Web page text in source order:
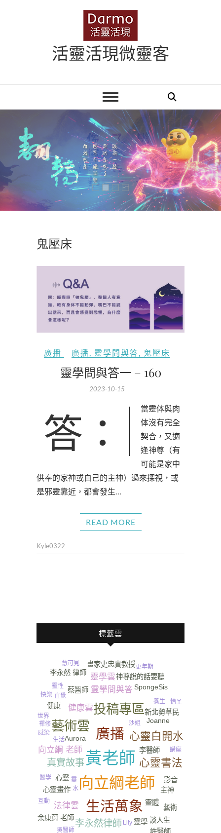
活靈活現微靈客
鬼壓床
廣播 廣播 靈學問與答 鬼壓床
靈學問與答一 – 160
2023-10-15
答：當靈体與肉
体沒有完全
契合，又適
逢神尊（有
可能是家中
供奉的家神或自己的主神）過來探視，或
是邪靈靠近，都會發生…
READ MORE
Kyle0322
標籤雲
黃老師
向立綱老師
廣播
生活萬象
投稿專區
藝術雲
心靈白開水
心靈書法
李永然律師
真實故事
健康雲
靈學問與答
靈學雲
向立綱 老師
法律雲
心靈
李醫師
靈體
畫家史忠貴教授
Joanne
新北勢草民
神尊說的話要聽
靈學
蔡醫師
心靈畫作
SpongeSis
主神
李永然 律師
影音
談人生
Aurora
健康
余康蔚 老師
藝術
養生
Lily
沙姐
醫學
講座
生活
吳醫師
世界
互動
直覺
更年期
靈
靈性
禪修
感染
快樂
情圣
慧可見
水